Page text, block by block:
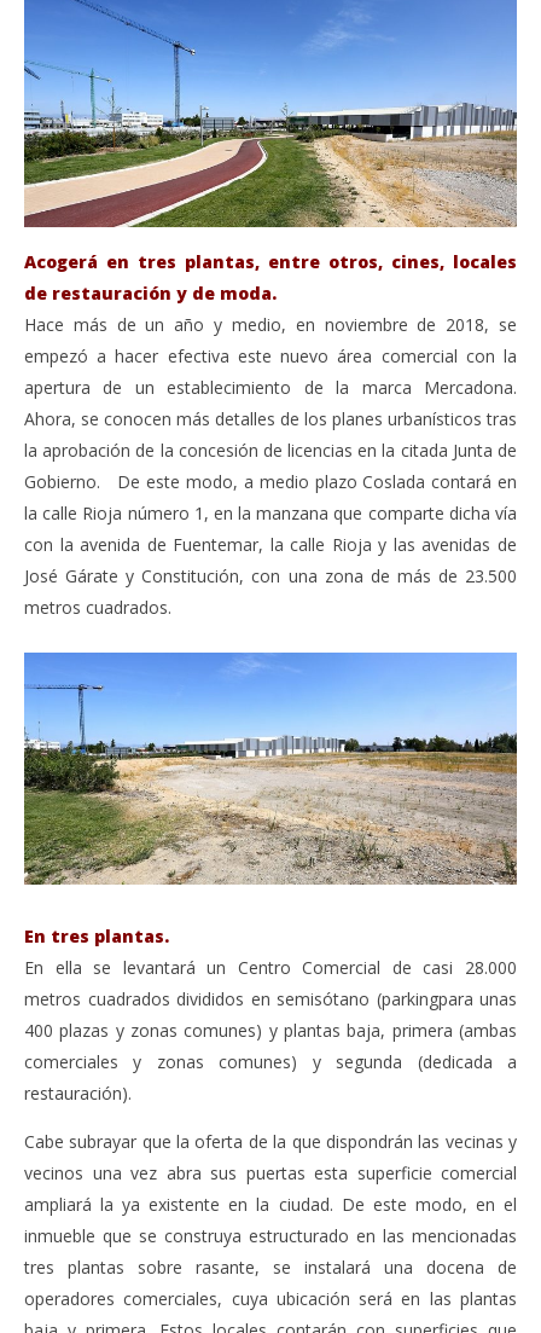
VIENDO AHORA
Nuevo paso adelante para el área comercial y de
ocio que se construirá en la antigua parcela de
Garaeta.
agosto
15,
2019
Admin
15,
Acogerá en tres plantas, entre otros, cines, locales
de restauración y de moda.
Hace más de un año y medio, en noviembre de 2018, se
empezó a hacer efectiva este nuevo área comercial con la
apertura de un establecimiento de la marca Mercadona.
Ahora, se conocen más detalles de los planes urbanísticos tras
la aprobación de la concesión de licencias en la citada Junta de
Gobierno. De este modo, a medio plazo Coslada contará en
la calle Rioja número 1, en la manzana que comparte dicha vía
con la avenida de Fuentemar, la calle Rioja y las avenidas de
José Gárate y Constitución, con una zona de más de 23.500
metros cuadrados.
En tres plantas.
En ella se levantará un Centro Comercial de casi 28.000
metros cuadrados divididos en semisótano (parkingpara unas
400 plazas y zonas comunes) y plantas baja, primera (ambas
comerciales y zonas comunes) y segunda (dedicada a
restauración).
Cabe subrayar que la oferta de la que dispondrán las vecinas y
vecinos una vez abra sus puertas esta superficie comercial
ampliará la ya existente en la ciudad. De este modo, en el
inmueble que se construya estructurado en las mencionadas
tres plantas sobre rasante, se instalará una docena de
operadores comerciales, cuya ubicación será en las plantas